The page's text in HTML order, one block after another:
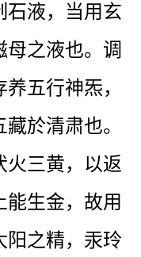
石液，当用玄
母之液也。调
五行神炁，
於清肃也。
火三黄，以返
能生金，故用
阳之精，汞玲